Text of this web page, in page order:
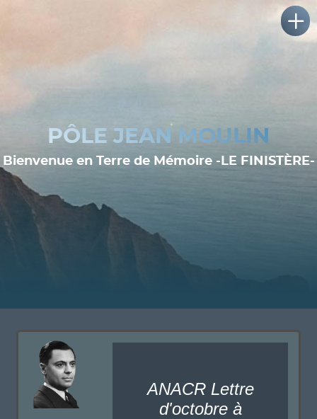
PÔLE JEAN MOULIN
Bienvenue en Terre de Mémoire -LE FINISTÈRE-
ANACR Lettre
d'octobre à